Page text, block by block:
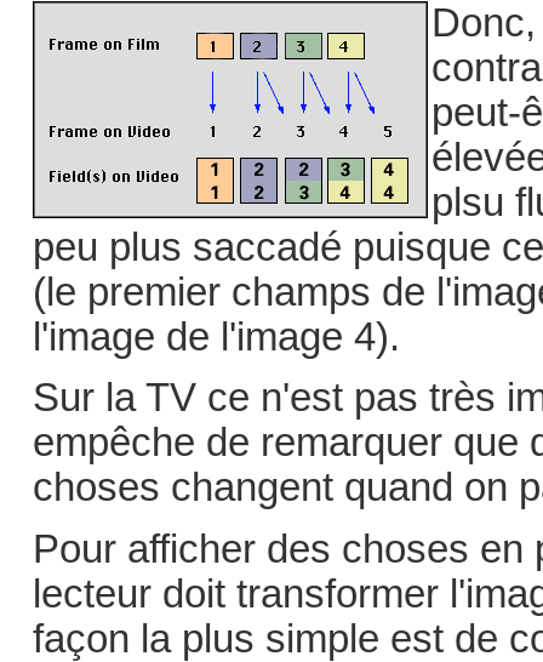
peut-
plsu
peu plus saccadé puisque
(le premier champs de
l'image de l'image 4).
Sur la TV ce n'est pas très
empêche de remarquer que
choses changent quand on
Pour afficher des choses
lecteur doit transformer
façon la plus simple est de